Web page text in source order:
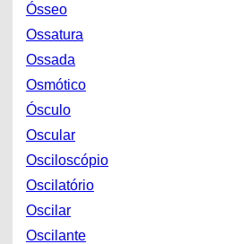
Ósseo
Ossatura
Ossada
Osmótico
Ósculo
Oscular
Osciloscópio
Oscilatório
Oscilar
Oscilante